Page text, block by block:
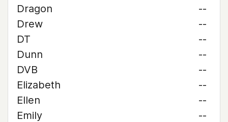
Dragon
--
Drew
--
DT
--
Dunn
--
DVB
--
Elizabeth
--
Ellen
--
Emily
--